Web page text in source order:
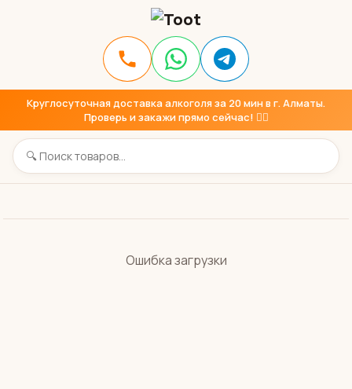
Круглосуточная доставка алкоголя за 20 мин в г. Алматы.
Проверь и закажи прямо сейчас! 👇🏼
Ошибка загрузки